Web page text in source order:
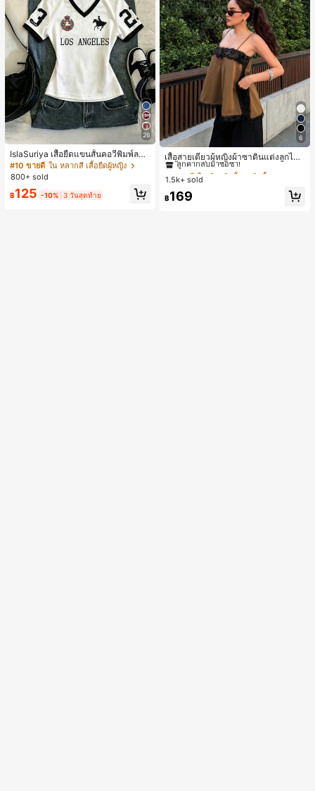
26
IslaSuriya เสื้อยืดแขนสั้นคอวีพิมพ์ลาย
สีตัดกันสำหรับผู้หญิง
#10 ขายดี ใน หลากสี เสื้อยืดผู้หญิง
800+ sold
฿125 -10% 3 วันสุดท้าย
6
เสื้อสายเดี่ยวผู้หญิงผ้าซาตินแต่งลูกไม้
- เสื้อสายเดี่ยวฤดูร้อนสีคากีมีรอยผ่าด้า
นข้างที่น่าดึงดูดแบบสบายๆ
#1 ขายดี
ใน สีกากี เสื้อสตรี เสื้อเบลาส์ & Tee
ลูกค้ากลับมาซื้อซ้ำ!
#1 ขายดี
ลูกค้ากลับมาซื้อซ้ำ!
#1 ขายดี
ลูกค้ากลับมาซื้อซ้ำ!
#1 ขายดี
ใน สีกากี เสื้อสตรี เสื้อเบลาส์ & Tee
1.5k+ sold
฿169